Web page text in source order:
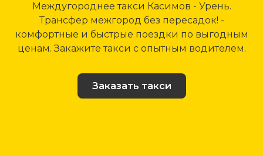
Междугороднее такси Касимов - Урень.
Трансфер межгород без пересадок! -
комфортные и быстрые поездки по выгодным
ценам. Закажите такси с опытным водителем.
Заказать такси